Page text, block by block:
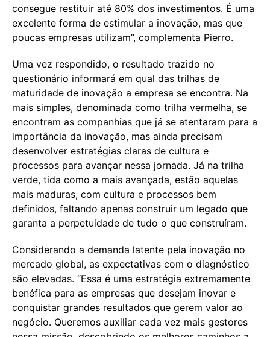
consegue restituir até 80% dos investimentos. É uma
excelente forma de estimular a inovação, mas que
poucas empresas utilizam”, complementa Pierro.
Uma vez respondido, o resultado trazido no
questionário informará em qual das trilhas de
maturidade de inovação a empresa se encontra. Na
mais simples, denominada como trilha vermelha, se
encontram as companhias que já se atentaram para a
importância da inovação, mas ainda precisam
desenvolver estratégias claras de cultura e
processos para avançar nessa jornada. Já na trilha
verde, tida como a mais avançada, estão aquelas
mais maduras, com cultura e processos bem
definidos, faltando apenas construir um legado que
garanta a perpetuidade de tudo o que construíram.
Considerando a demanda latente pela inovação no
mercado global, as expectativas com o diagnóstico
são elevadas. “Essa é uma estratégia extremamente
benéfica para as empresas que desejam inovar e
conquistar grandes resultados que gerem valor ao
negócio. Queremos auxiliar cada vez mais gestores